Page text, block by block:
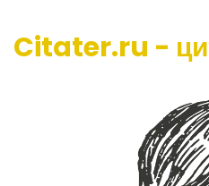
Citater.ru -